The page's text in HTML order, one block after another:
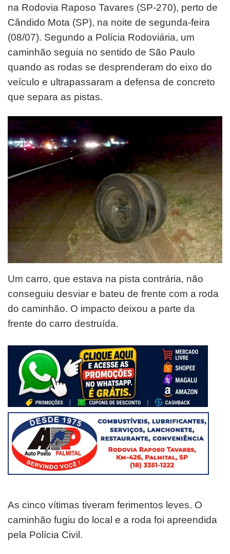
na Rodovia Raposo Tavares (SP-270), perto de
Cândido Mota (SP), na noite de segunda-feira
(08/07). Segundo a Polícia Rodoviária, um
caminhão seguia no sentido de São Paulo
quando as rodas se desprenderam do eixo do
veículo e ultrapassaram a defensa de concreto
que separa as pistas.
Um carro, que estava na pista contrária, não
conseguiu desviar e bateu de frente com a roda
do caminhão. O impacto deixou a parte da
frente do carro destruída.
As cinco vítimas tiveram ferimentos leves. O
caminhão fugiu do local e a roda foi apreendida
pela Polícia Civil.